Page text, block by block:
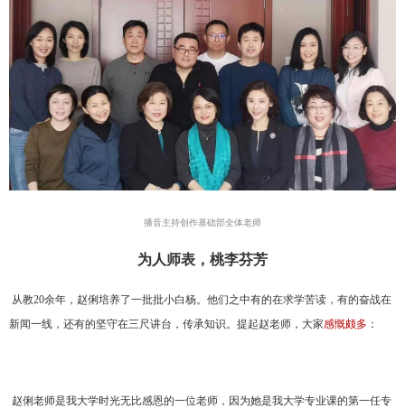
播音主持创作基础部全体老师
为人师表，桃李芬芳
从教20余年，赵俐培养了一批批小白杨。他们之中有的在求学苦读，有的奋战在
新闻一线，还有的坚守在三尺讲台，传承知识。提起赵老师，大家感慨颇多 ：
赵俐老师是我大学时光无比感恩的一位老师，因为她是我大学专业课的第一任专